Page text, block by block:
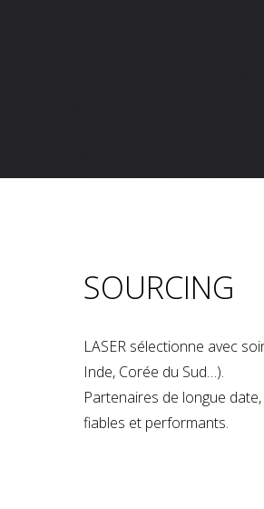
SOURCING
LASER sélectionne avec
Inde, Corée du Sud…).
Partenaires de longue
fiables et performants.